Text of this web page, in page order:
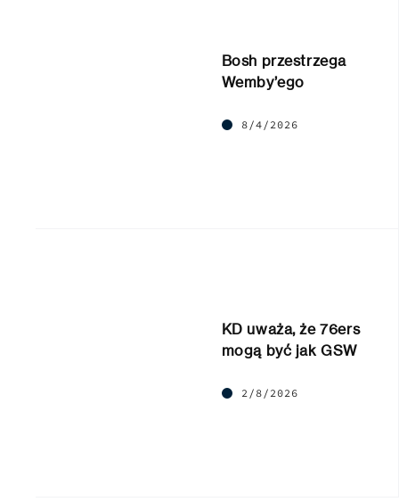
Bosh przestrzega
Wemby’ego
8/4/2026
KD uważa, że 76ers
mogą być jak GSW
2/8/2026